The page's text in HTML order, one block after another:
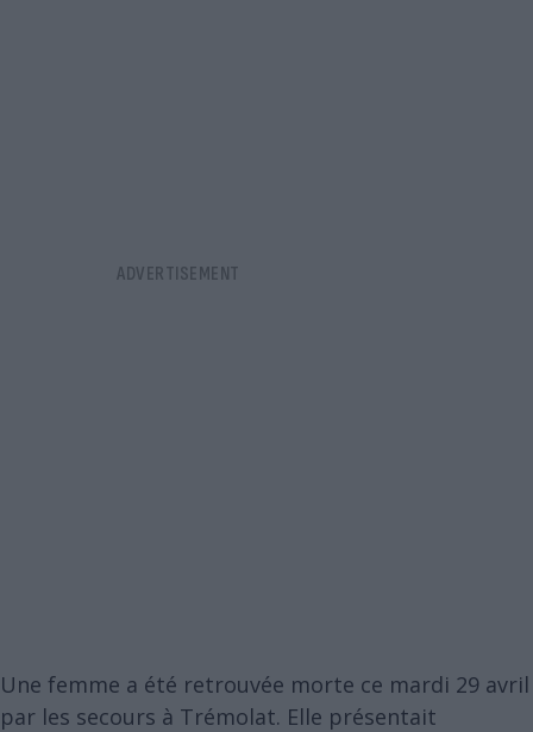
Une femme a été retrouvée morte ce mardi 29 avril
par les secours à Trémolat. Elle présentait